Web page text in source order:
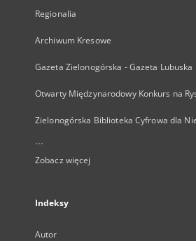
Regionalia
Archiwum Kresowe
Gazeta Zielonogórska - Gazeta Lubuska
Otwarty Międzynarodowy Konkurs na
Zielonogórska Biblioteka Cyfrowa dla
...
Zobacz więcej
Indeksy
Autor